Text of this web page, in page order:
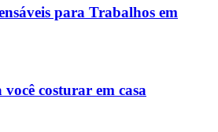
para Trabalhos em
costurar em casa